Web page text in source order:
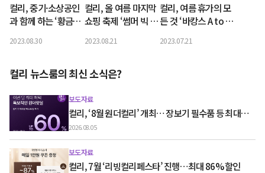
컬리, 중기·소상공인
과 함께 하는 ‘황금녘
2023.08.30
컬리, 올 여름 마지막
쇼핑 축제 ‘썸머 빅 세
2023.08.21
컬리, 여름 휴가의 모
든 것 ‘바캉스 A to Z’
2023.07.21
컬리 뉴스룸의 최신 소식은?
보도자료
컬리, ‘8월 원더컬리’ 개최… 장보기 필수품 등 최대
60% 할인
2026.08.05
보도자료
컬리, 7월 ‘리빙컬리페스타’ 진행…최대 86% 할인